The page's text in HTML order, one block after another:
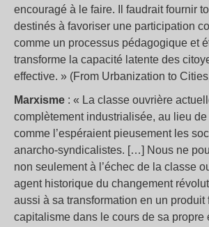
encouragé à le faire. Il faudrait fournir
destinés à favoriser une participation
comme un processus pédagogique et
transforme la capacité latente des
effective. » (From Urbanization to
Marxisme : « La classe ouvrière
complètement industrialisée, au lieu de
comme l’espéraient pieusement les
anarcho-syndicalistes. […] Nous ne
non seulement à l’échec de la classe
agent historique du changement
aussi à sa transformation en un produit
capitalisme dans le cours de sa